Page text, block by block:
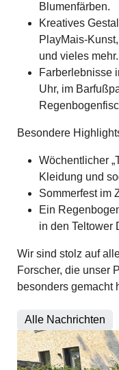
Blumenfärben.
Kreatives
PlayMais-
und vieles mehr.
Farberlebnisse
Uhr, im
Besondere
Wöchentlicher
Kleidung und
Sommerfest im
Ein
in den Teltower
Wir sind stolz auf
Forscher, die unser
besonders gemacht
Alle Nachrichten